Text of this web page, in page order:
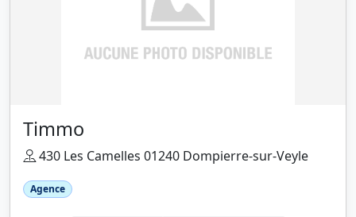
Timmo
430 Les Camelles 01240 Dompierre-sur-Veyle
Agence